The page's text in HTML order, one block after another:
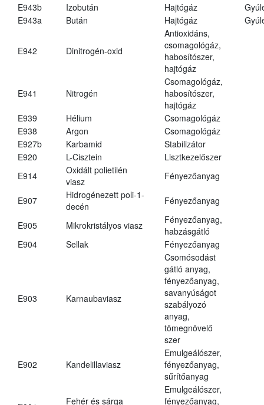
E943b
Izobután Hajtógáz
E943a
Bután Hajtógáz
E942 Dinitrogén-oxid
Antioxidáns,
csomagológáz,
habosítószer,
hajtógáz
E941 Nitrogén
Csomagológáz,
habosítószer,
hajtógáz
E939
Hélium
Csomagológáz
E938
Argon
Csomagológáz
E927b
Karbamid
Stabilizátor
E920
L-Cisztein
Lisztkezelőszer
E914
Oxidált polietilén
viasz
Fényezőanyag
E907
Hidrogénezett poli-1-
decén
Fényezőanyag
E905 Mikrokristályos viasz
Fényezőanyag,
habzásgátló
E904
Sellak Fényezőanyag
E903 Karnaubaviasz
Csomósodást
gátló anyag,
fényezőanyag,
savanyúságot
szabályozó
anyag,
tömegnövelő
szer
E902 Kandelillaviasz
Emulgeálószer,
fényezőanyag,
sűrítőanyag
Fehér és sárga
Emulgeálószer,
fényezőanyag,